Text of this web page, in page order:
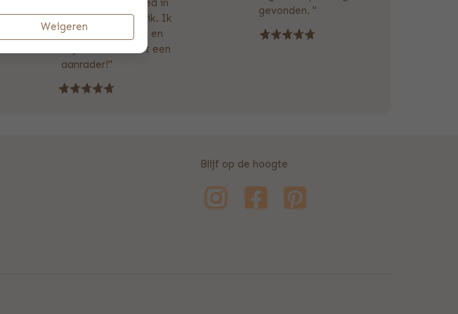
hoogwaardig aan en blijft goed in
model, ook na dagelijks gebruik. Ik
ben erg blij met de aankoop en
Danver duidelijk ook. Absoluut een
aanrader!"
gevonden. "
Blijf op de hoogte
Weigeren